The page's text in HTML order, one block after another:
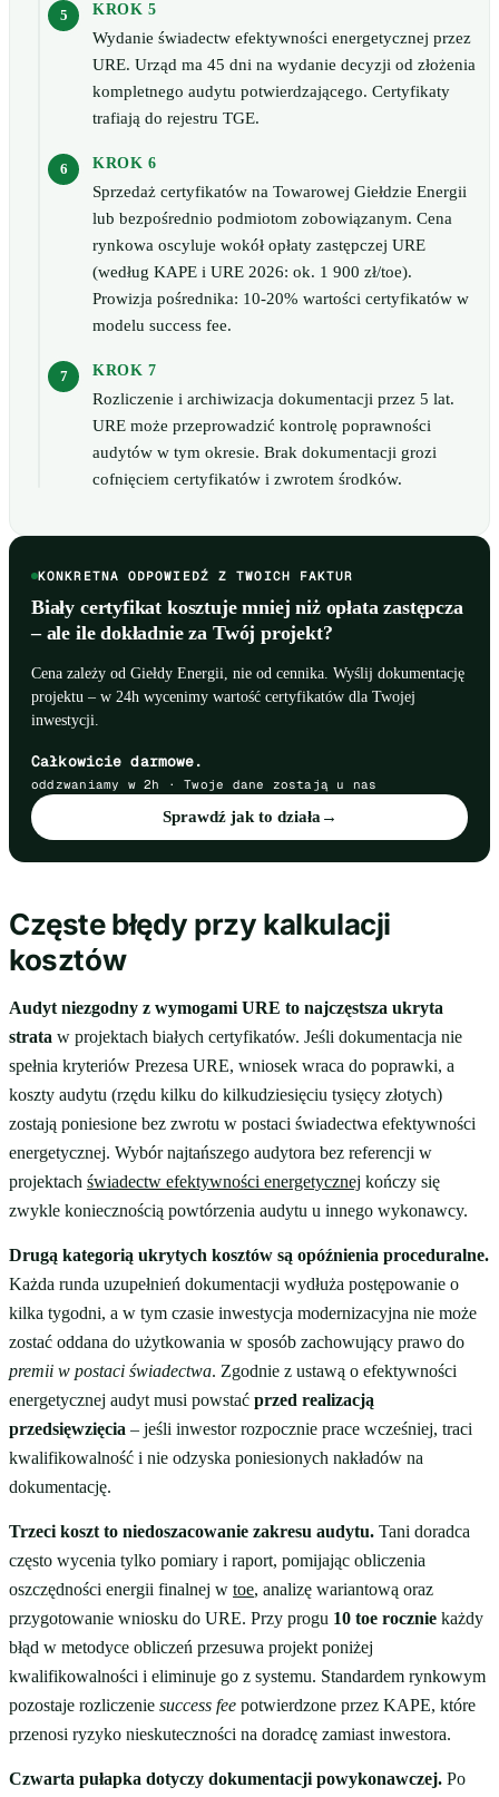
KROK 5
Wydanie świadectw efektywności energetycznej przez
URE. Urząd ma 45 dni na wydanie decyzji od złożenia
kompletnego audytu potwierdzającego. Certyfikaty
trafiają do rejestru TGE.
KROK 6
Sprzedaż certyfikatów na Towarowej Giełdzie Energii
lub bezpośrednio podmiotom zobowiązanym. Cena
rynkowa oscyluje wokół opłaty zastępczej URE
(według KAPE i URE 2026: ok. 1 900 zł/toe).
Prowizja pośrednika: 10-20% wartości certyfikatów w
modelu success fee.
KROK 7
Rozliczenie i archiwizacja dokumentacji przez 5 lat.
URE może przeprowadzić kontrolę poprawności
audytów w tym okresie. Brak dokumentacji grozi
cofnięciem certyfikatów i zwrotem środków.
KONKRETNA ODPOWIEDŹ Z TWOICH FAKTUR
Biały certyfikat kosztuje mniej niż opłata zastępcza
– ale ile dokładnie za Twój projekt?
Cena zależy od Giełdy Energii, nie od cennika. Wyślij dokumentację
projektu – w 24h wycenimy wartość certyfikatów dla Twojej
inwestycji.
Sprawdź jak to działa →
Całkowicie darmowe.
oddzwaniamy w 2h · Twoje dane zostają u nas
Częste błędy przy kalkulacji
kosztów
Audyt niezgodny z wymogami URE to najczęstsza ukryta
strata w projektach białych certyfikatów. Jeśli dokumentacja nie
spełnia kryteriów Prezesa URE, wniosek wraca do poprawki, a
koszty audytu (rzędu kilku do kilkudziesięciu tysięcy złotych)
zostają poniesione bez zwrotu w postaci świadectwa efektywności
energetycznej. Wybór najtańszego audytora bez referencji w
projektach świadectw efektywności energetycznej kończy się
zwykle koniecznością powtórzenia audytu u innego wykonawcy.
Drugą kategorią ukrytych kosztów są opóźnienia proceduralne.
Każda runda uzupełnień dokumentacji wydłuża postępowanie o
kilka tygodni, a w tym czasie inwestycja modernizacyjna nie może
zostać oddana do użytkowania w sposób zachowujący prawo do
premii w postaci świadectwa. Zgodnie z ustawą o efektywności
energetycznej audyt musi powstać przed realizacją
przedsięwzięcia – jeśli inwestor rozpocznie prace wcześniej, traci
kwalifikowalność i nie odzyska poniesionych nakładów na
dokumentację.
Trzeci koszt to niedoszacowanie zakresu audytu. Tani doradca
często wycenia tylko pomiary i raport, pomijając obliczenia
oszczędności energii finalnej w toe, analizę wariantową oraz
przygotowanie wniosku do URE. Przy progu 10 toe rocznie każdy
błąd w metodyce obliczeń przesuwa projekt poniżej
kwalifikowalności i eliminuje go z systemu. Standardem rynkowym
pozostaje rozliczenie success fee potwierdzone przez KAPE, które
przenosi ryzyko nieskuteczności na doradcę zamiast inwestora.
Czwarta pułapka dotyczy dokumentacji powykonawczej. Po